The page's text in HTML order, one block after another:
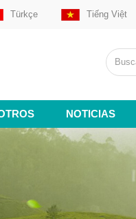
Türkçe Tiếng Việt
NOTICIAS